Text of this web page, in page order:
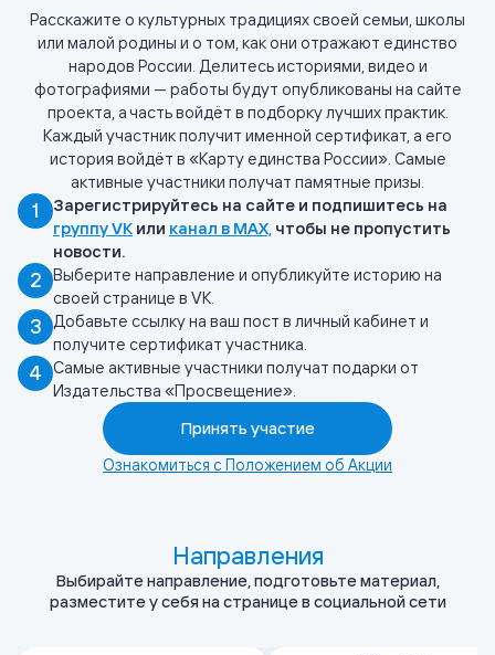
Расскажите о культурных традициях своей семьи, школы
или малой родины и о том, как они отражают единство
народов России. Делитесь историями, видео и
фотографиями — работы будут опубликованы на сайте
проекта, а часть войдёт в подборку лучших практик.
Каждый участник получит именной сертификат, а его
история войдёт в «Карту единства России». Самые
активные участники получат памятные призы.
1
Зарегистрируйтесь на сайте и подпишитесь на
группу VK или канал в MAX, чтобы не пропустить
новости.
2 Выберите направление и опубликуйте историю на
своей странице в VK.
3
Добавьте ссылку на ваш пост в личный кабинет и
получите сертификат участника.
4 Самые активные участники получат подарки от
Издательства «Просвещение».
Принять участие
Ознакомиться с Положением об Акции
Направления
Выбирайте направление, подготовьте материал,
разместите у себя на странице в социальной сети